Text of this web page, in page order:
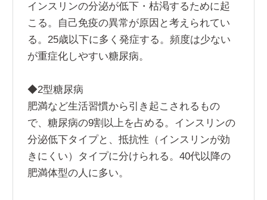
インスリンの分泌が低下・枯渇するために起
こる。自己免疫の異常が原因と考えられてい
る。25歳以下に多く発症する。頻度は少ない
が重症化しやすい糖尿病。
◆2型糖尿病
肥満など生活習慣から引き起こされるもの
で、糖尿病の9割以上を占める。インスリンの
分泌低下タイプと、抵抗性（インスリンが効
きにくい）タイプに分けられる。40代以降の
肥満体型の人に多い。